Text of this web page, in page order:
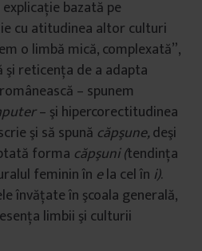
bazată pe
cu atitudinea altor culturi
o limbă mică, complexată”,
şi reticenţa de a adapta
– spunem
– şi hipercorectitudinea
şi să spună căpşune,deşi
forma căpşuni (tendinţa
feminin în ela cel în i).
învăţate în şcoala generală,
limbii şi culturii